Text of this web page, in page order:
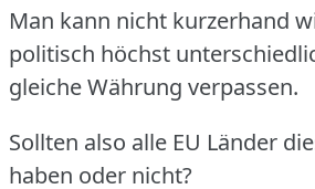
Man kann nicht kurzerhand
politisch höchst
gleiche Währung verpassen.
Sollten also alle EU Länder
haben oder nicht?